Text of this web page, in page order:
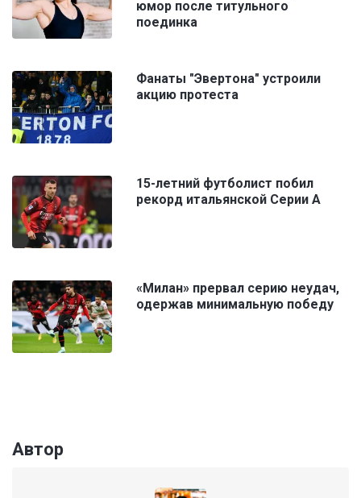
юмор после титульного
поединка
Фанаты "Эвертона" устроили
акцию протеста
15-летний футболист побил
рекорд итальянской Серии А
«Милан» прервал серию неудач,
одержав минимальную победу
Автор